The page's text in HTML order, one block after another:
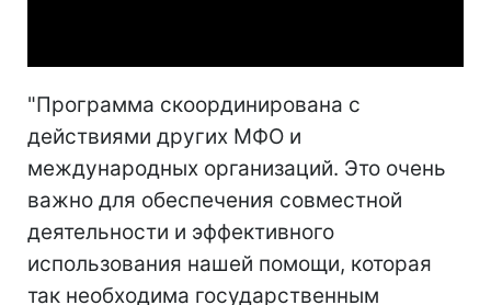
"Программа скоординирована с
действиями других МФО и
международных организаций. Это очень
важно для обеспечения совместной
деятельности и эффективного
использования нашей помощи, которая
так необходима государственным